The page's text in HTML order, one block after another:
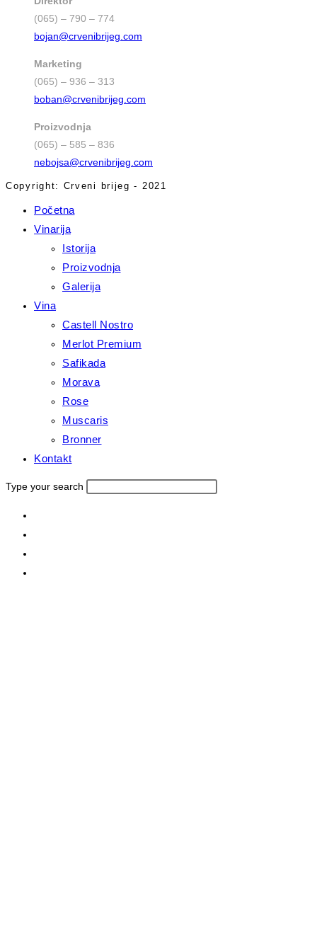
(065) – 790 – 774
bojan@crvenibrijeg.com
Marketing
(065) – 936 – 313
boban@crvenibrijeg.com
Proizvodnja
(065) – 585 – 836
nebojsa@crvenibrijeg.com
Copyright: Crveni brijeg - 2021
Početna
Vinarija
Istorija
Proizvodnja
Galerija
Vina
Castell Nostro
Merlot Premium
Safikada
Morava
Rose
Muscaris
Bronner
Kontakt
Type your search